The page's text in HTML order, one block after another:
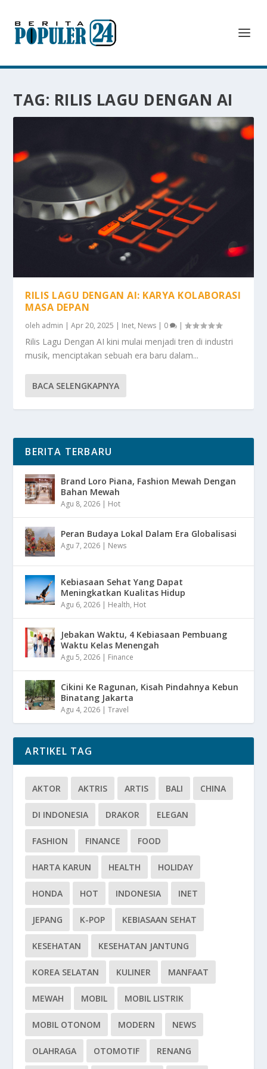
TAG: RILIS LAGU DENGAN AI
RILIS LAGU DENGAN AI: KARYA KOLABORASI
MASA DEPAN
oleh admin |Apr 20, 2025 | Inet, News | 0 |
Rilis Lagu Dengan AI kini mulai menjadi tren di industri
musik, menciptakan sebuah era baru dalam...
BACA SELENGKAPNYA
BERITA TERBARU
Brand Loro Piana, Fashion Mewah Dengan
Bahan Mewah
Agu 8, 2026 | Hot
Peran Budaya Lokal Dalam Era Globalisasi
Agu 7, 2026 | News
Kebiasaan Sehat Yang Dapat
Meningkatkan Kualitas Hidup
Agu 6, 2026 | Health, Hot
Jebakan Waktu, 4 Kebiasaan Pembuang
Waktu Kelas Menengah
Agu 5, 2026 | Finance
Cikini Ke Ragunan, Kisah Pindahnya Kebun
Binatang Jakarta
Agu 4, 2026 |Travel
ARTIKEL TAG
AKTOR AKTRIS ARTIS BALI CHINA
DI INDONESIA DRAKOR ELEGAN
FASHION FINANCE FOOD
HARTA KARUN HEALTH HOLIDAY
HONDA HOT INDONESIA INET
JEPANG K-POP KEBIASAAN SEHAT
KESEHATAN KESEHATAN JANTUNG
KOREA SELATAN KULINER MANFAAT
MEWAH MOBIL MOBIL LISTRIK
MOBIL OTONOM MODERN NEWS
OLAHRAGA OTOMOTIF RENANG